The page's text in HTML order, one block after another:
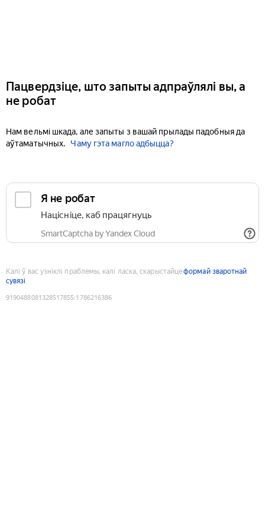
Пацвердзіце, што запыты адпраўлялі вы, а
не робат
Нам вельмі шкада, але запыты з вашай прылады падобныя да
аўтаматычных.
Чаму гэта магло адбыцца?
Я не робат
Націсніце, каб працягнуць
SmartCaptcha by Yandex Cloud
Калі ў вас узніклі праблемы, калі ласка, скарыстайцеформай зваротнай
сувязі
9190488081328517855:1786216386